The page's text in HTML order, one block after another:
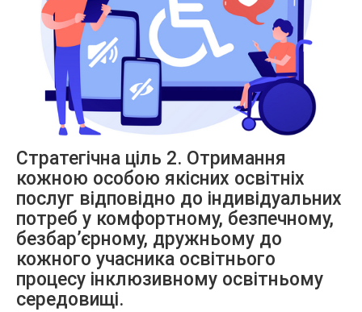
Стратегічна ціль 2. Отримання
кожною особою якісних освітніх
послуг відповідно до індивідуальних
потреб у комфортному, безпечному,
безбар’єрному, дружньому до
кожного учасника освітнього
процесу інклюзивному освітньому
середовищі.